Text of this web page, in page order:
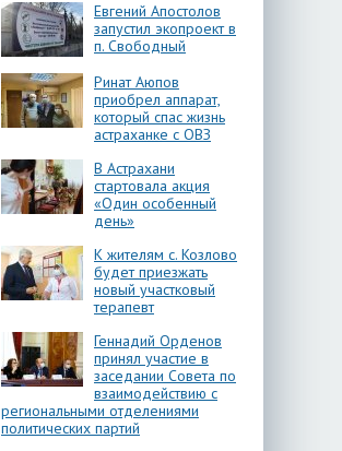
Евгений Апостолов
запустил экопроект в
п. Свободный
Ринат Аюпов
приобрел аппарат,
который спас жизнь
астраханке с ОВЗ
В Астрахани
стартовала акция
«Один особенный
день»
К жителям с. Козлово
будет приезжать
новый участковый
терапевт
Геннадий Орденов
принял участие в
заседании Совета по
взаимодействию с
региональными отделениями
политических партий